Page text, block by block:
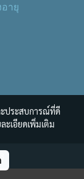
ายุ
ะประสบการณ์ที่ดี
ะเอียดเพิ่มเติม